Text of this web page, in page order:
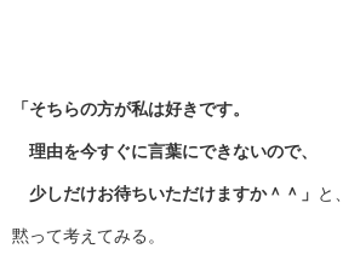
「そちらの方が私は好きです。
理由を今すぐに言葉にできないので、
少しだけお待ちいただけますか＾＾」 と、
黙って考えてみる。